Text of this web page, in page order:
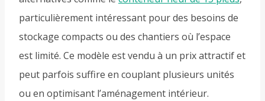
particulièrement intéressant pour des besoins de
stockage compacts ou des chantiers où l’espace
est limité. Ce modèle est vendu à un prix attractif et
peut parfois suffire en couplant plusieurs unités
ou en optimisant l’aménagement intérieur.